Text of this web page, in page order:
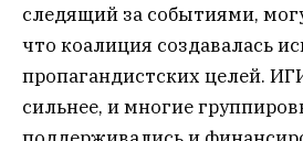
следящий за событиями,
что коалиция создавалась
пропагандистских целей.
сильнее, и многие